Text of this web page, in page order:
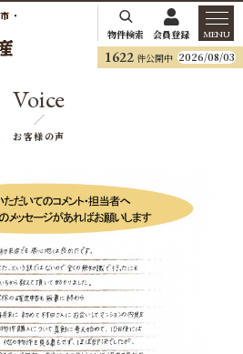
・
物件検索 会員登録 MENU
1622 件公開中 2026/08/03
Voice
お客様の声